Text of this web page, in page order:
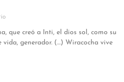
que creó a Inti, el dios sol, como su
generador. (…) Wiracocha vive